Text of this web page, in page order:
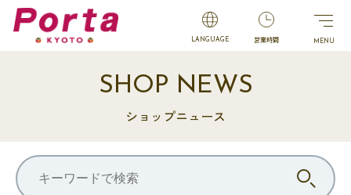
LANGUAGE 営業時間
SHOP NEWS
ショップニュース